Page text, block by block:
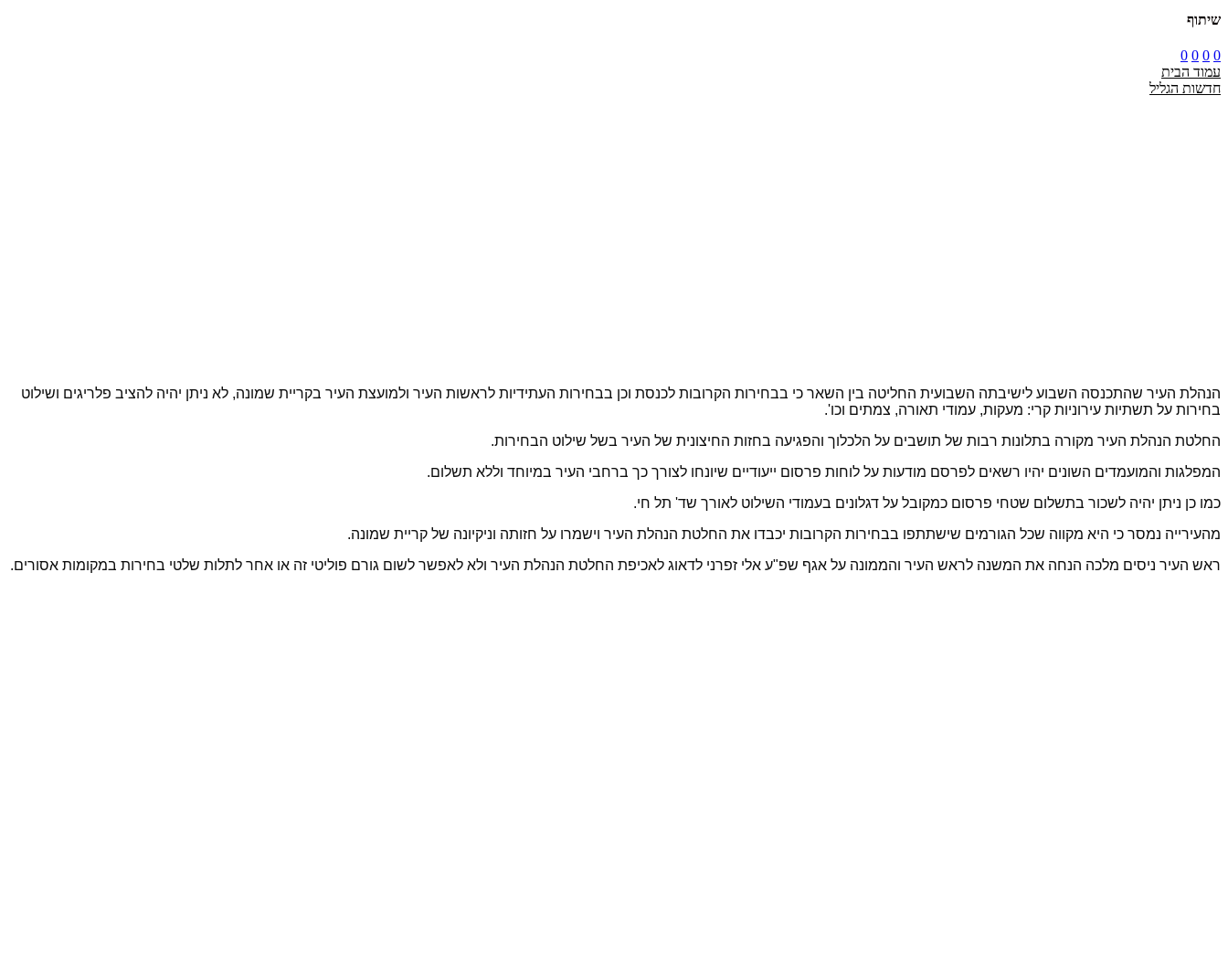
שיתוף
0
0
0
0
עמוד הבית
חדשות הגליל
הנהלת העיר שהתכנסה השבוע לישיבתה השבועית החליטה בין השאר כי בבחירות הקרובות לכנסת וכן בבחירות העתידיות לראשות העיר ולמועצת העיר בקריית שמונה, לא ניתן יהיה להציב פלריגים ושילוט
בחירות על תשתיות עירוניות קרי: מעקות, עמודי תאורה, צמתים וכו'.
החלטת הנהלת העיר מקורה בתלונות רבות של תושבים על הלכלוך והפגיעה בחזות החיצונית של העיר בשל שילוט הבחירות.
המפלגות והמועמדים השונים יהיו רשאים לפרסם מודעות על לוחות פרסום ייעודיים שיונחו לצורך כך ברחבי העיר במיוחד וללא תשלום.
כמו כן ניתן יהיה לשכור בתשלום שטחי פרסום כמקובל על דגלונים בעמודי השילוט לאורך שד' תל חי.
מהעירייה נמסר כי היא מקווה שכל הגורמים שישתתפו בבחירות הקרובות יכבדו את החלטת הנהלת העיר וישמרו על חזותה וניקיונה של קריית שמונה.
ראש העיר ניסים מלכה הנחה את המשנה לראש העיר והממונה על אגף שפ"ע אלי זפרני לדאוג לאכיפת החלטת הנהלת העיר ולא לאפשר לשום גורם פוליטי זה או אחר לתלות שלטי בחירות במקומות אסורים.